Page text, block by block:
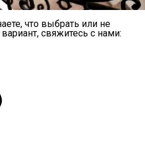
что выбрать или не
свяжитесь с нами: